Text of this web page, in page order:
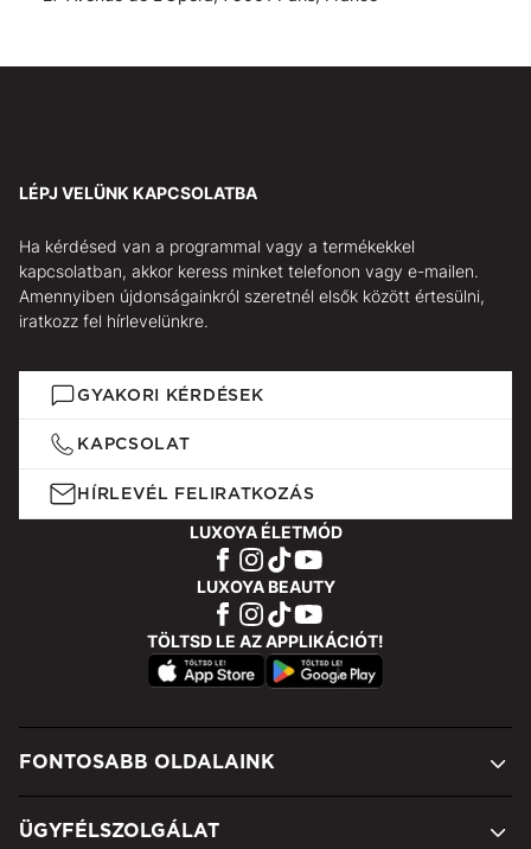
LÉPJ VELÜNK KAPCSOLATBA
Ha kérdésed van a programmal vagy a termékekkel
kapcsolatban, akkor keress minket telefonon vagy e-mailen.
Amennyiben újdonságainkról szeretnél elsők között értesülni,
iratkozz fel hírlevelünkre.
GYAKORI KÉRDÉSEK
KAPCSOLAT
HÍRLEVÉL FELIRATKOZÁS
LUXOYA ÉLETMÓD
LUXOYA BEAUTY
TÖLTSD LE AZ APPLIKÁCIÓT!
FONTOSABB OLDALAINK
ÜGYFÉLSZOLGÁLAT